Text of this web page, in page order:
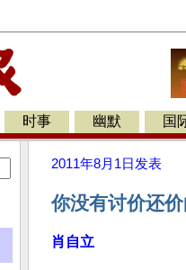
时事 幽默 国
2011年8月1日 发表
你没有讨价还
肖自立